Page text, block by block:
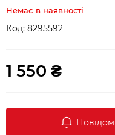
Немає в наявності
Код: 8295592
1 550 ₴